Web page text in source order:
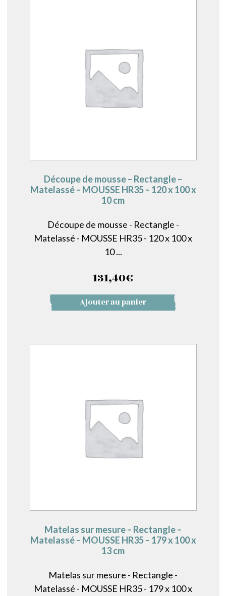
Découpe de mousse – Rectangle –
Matelassé – MOUSSE HR35 – 120 x 100 x
10 cm
Découpe de mousse - Rectangle -
Matelassé - MOUSSE HR35 - 120 x 100 x
10 ...
131,40€
Ajouter au panier
Matelas sur mesure – Rectangle –
Matelassé – MOUSSE HR35 – 179 x 100 x
13 cm
Matelas sur mesure - Rectangle -
Matelassé - MOUSSE HR35 - 179 x 100 x